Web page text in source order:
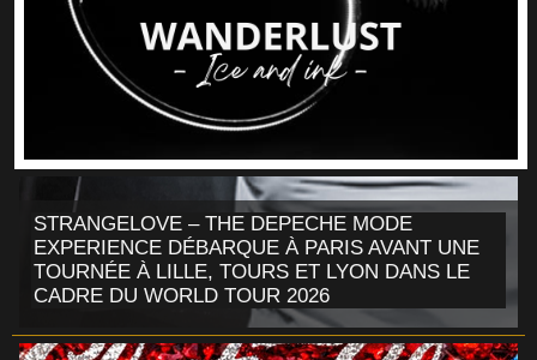
STRANGELOVE – THE DEPECHE MODE
EXPERIENCE DÉBARQUE À PARIS AVANT UNE
TOURNÉE À LILLE, TOURS ET LYON DANS LE
CADRE DU WORLD TOUR 2026